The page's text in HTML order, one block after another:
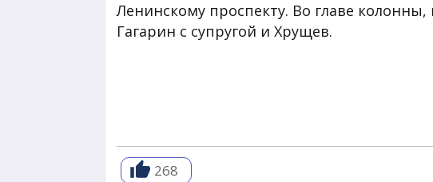
Ленинскому проспекту. Во главе
Гагарин с супругой и Хрущев.
268